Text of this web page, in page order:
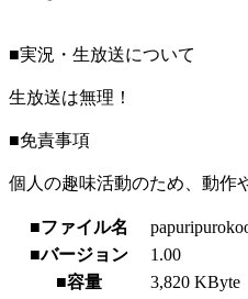
■実況・生放送について
生放送は無理！
■免責事項
個人の趣味活動のため、動作
■ファイル名
■バージョン
1.00
■容量
3,820 KByte